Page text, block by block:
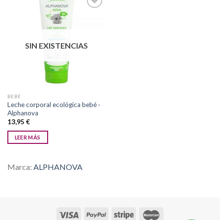
lista de
SIN EXISTENCIAS
BEBÉ
Leche corporal ecológica bebé ·
Alphanova
13,95 €
LEER MÁS
Marca: ALPHANOVA